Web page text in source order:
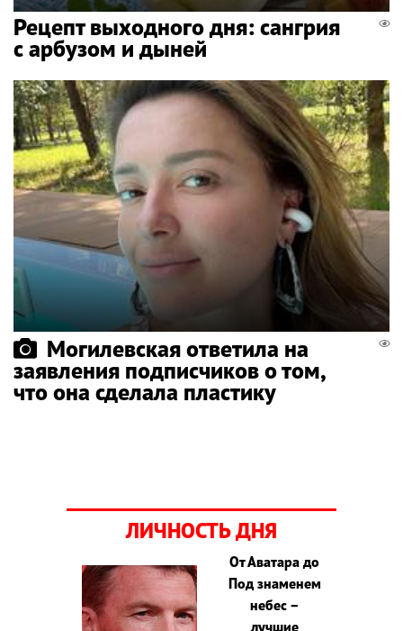
Рецепт выходного дня: сангрия
с арбузом и дыней
Могилевская ответила на
заявления подписчиков о том,
что она сделала пластику
ЛИЧНОСТЬ ДНЯ
От Аватара до
Под знаменем
небес –
лучшие